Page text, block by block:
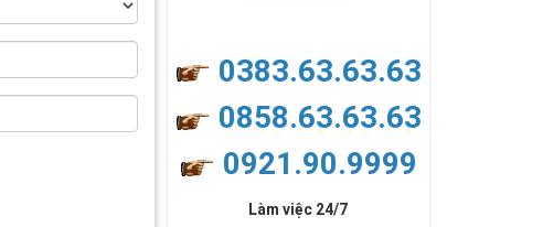
0383.63.63.63
0858.63.63.63
0921.90.9999
Làm việc 24/7